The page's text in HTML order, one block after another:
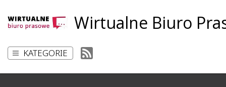
Wirtualne Biuro
KATEGORIE